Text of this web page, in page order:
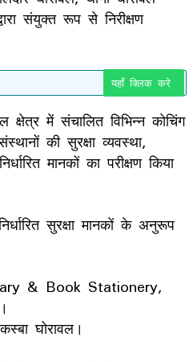
संयुक्त रूप से निरीक्षण
यहाँ क्लिक करे
क्षेत्र में संचालित विभिन्न कोचिंग
की सुरक्षा व्यवस्था,
मानकों का परीक्षण किया
सुरक्षा मानकों के अनुरूप
& Book Stationery,
घोरावल।